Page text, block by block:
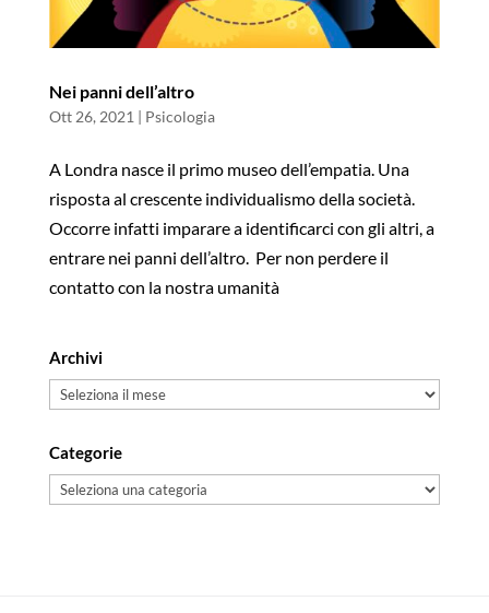
Nei panni dell’altro
Ott 26, 2021| Psicologia
A Londra nasce il primo museo dell’empatia. Una
risposta al crescente individualismo della società.
Occorre infatti imparare a identificarci con gli altri, a
entrare nei panni dell’altro. Per non perdere il
contatto con la nostra umanità
Archivi
Archivi
Categorie
Categorie